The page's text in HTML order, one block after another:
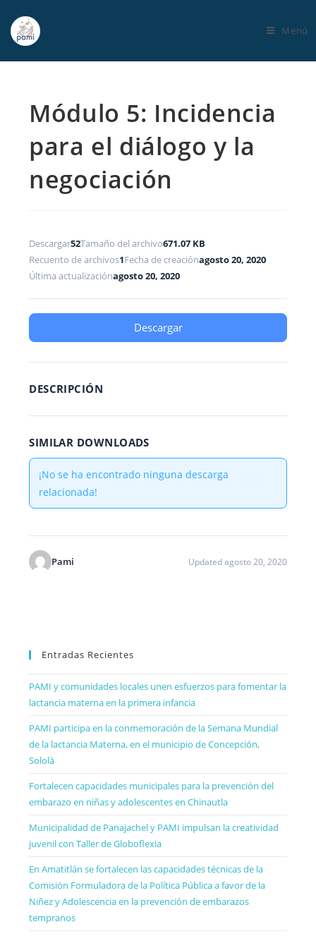
Menú
Módulo 5: Incidencia
para el diálogo y la
negociación
Descargar52Tamaño del archivo671.07 KB
Recuento de archivos1Fecha de creaciónagosto 20, 2020
Última actualizaciónagosto 20, 2020
Descargar
DESCRIPCIÓN
SIMILAR DOWNLOADS
¡No se ha encontrado ninguna descarga
relacionada!
Pami Updated agosto 20, 2020
Entradas Recientes
PAMI y comunidades locales unen esfuerzos para fomentar la
lactancia materna en la primera infancia
PAMI participa en la conmemoración de la Semana Mundial
de la lactancia Materna, en el municipio de Concepción,
Sololá
Fortalecen capacidades municipales para la prevención del
embarazo en niñas y adolescentes en Chinautla
Municipalidad de Panajachel y PAMI impulsan la creatividad
juvenil con Taller de Globoflexia
En Amatitlán se fortalecen las capacidades técnicas de la
Comisión Formuladora de la Política Pública a favor de la
Niñez y Adolescencia en la prevención de embarazos
tempranos